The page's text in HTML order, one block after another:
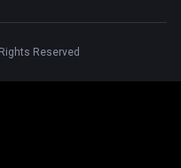
Reserved